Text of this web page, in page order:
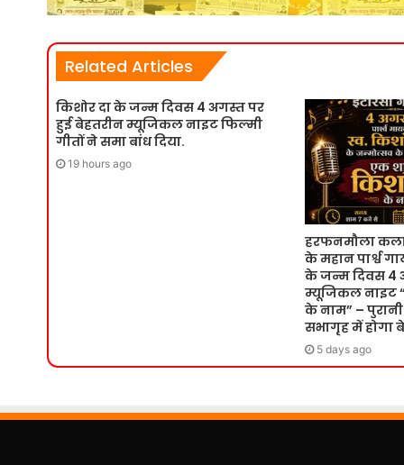
Related Articles
किशोर दा के जन्म दिवस 4 अगस्त पर
हुई बेहतरीन म्यूजिकल नाइट फिल्मी
गीतों ने समा बांध दिया.
19 hours ago
हरफनमौला
के महान पार्श्व
के जन्म दिवस 4
म्यूजिकल नाइट
के नाम” –
सभागृह में होगा
5 days ago